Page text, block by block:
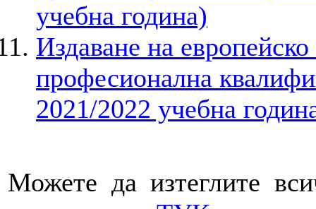
учебна година)
Издаване на
професионална
2021/2022 учебна
Можете да изтеглите